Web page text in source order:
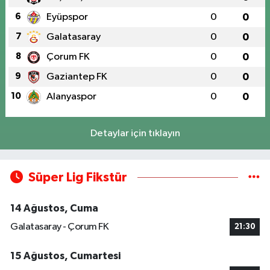
6 Eyüpspor 0 0
7 Galatasaray 0 0
8 Çorum FK 0 0
9 Gaziantep FK 0 0
10 Alanyaspor 0 0
Detaylar için tıklayın
Süper Lig Fikstür
14 Ağustos, Cuma
Galatasaray - Çorum FK
21:30
15 Ağustos, Cumartesi